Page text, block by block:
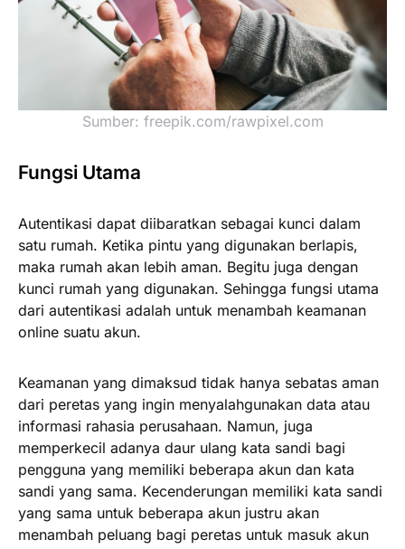
Sumber: freepik.com/rawpixel.com
Fungsi Utama
Autentikasi dapat diibaratkan sebagai kunci dalam
satu rumah. Ketika pintu yang digunakan berlapis,
maka rumah akan lebih aman. Begitu juga dengan
kunci rumah yang digunakan. Sehingga fungsi utama
dari autentikasi adalah untuk menambah keamanan
online suatu akun.
Keamanan yang dimaksud tidak hanya sebatas aman
dari peretas yang ingin menyalahgunakan data atau
informasi rahasia perusahaan. Namun, juga
memperkecil adanya daur ulang kata sandi bagi
pengguna yang memiliki beberapa akun dan kata
sandi yang sama. Kecenderungan memiliki kata sandi
yang sama untuk beberapa akun justru akan
menambah peluang bagi peretas untuk masuk akun